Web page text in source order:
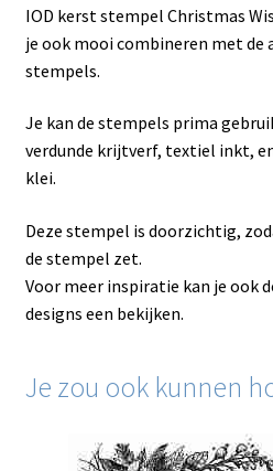
IOD kerst stempel Christmas
je ook mooi combineren met de
stempels.
Je kan de stempels prima
verdunde krijtverf, textiel inkt,
klei.
Deze stempel is doorzichtig,
de stempel zet.
Voor meer inspiratie kan je ook
designs een bekijken.
Je zou ook kunnen